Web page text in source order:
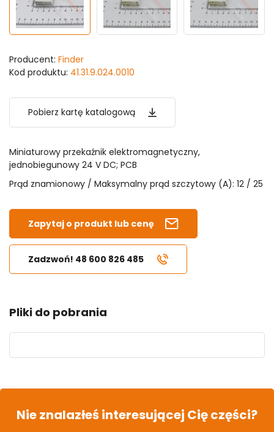
Producent: Finder
Kod produktu: 41.31.9.024.0010
Pobierz kartę katalogową
Miniaturowy przekaźnik elektromagnetyczny,
jednobiegunowy 24 V DC; PCB
Prąd znamionowy / Maksymalny prąd szczytowy (A): 12 / 25
Zapytaj o produkt lub cenę
Zadzwoń! 48 600 826 485
Pliki do pobrania
Nie znalazłeś interesującej Cię części?